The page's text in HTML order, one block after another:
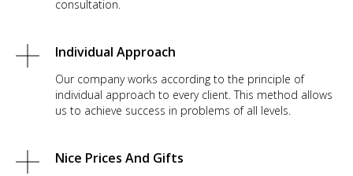
consultation.
Individual Approach
Our company works according to the principle of
individual approach to every client. This method allows
us to achieve success in problems of all levels.
Nice Prices And Gifts